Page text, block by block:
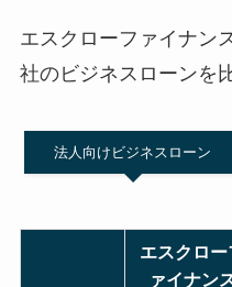
エスクローファイナン
社のビジネスローンを
法人向けビジネスローン
エスクロー
ァイナン